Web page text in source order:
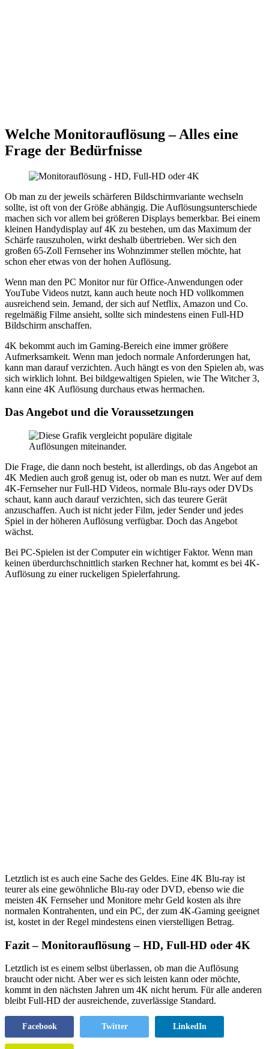
Welche Monitorauflösung – Alles eine
Frage der Bedürfnisse
Ob man zu der jeweils schärferen Bildschirmvariante wechseln
sollte, ist oft von der Größe abhängig. Die Auflösungsunterschiede
machen sich vor allem bei größeren Displays bemerkbar. Bei einem
kleinen Handydisplay auf 4K zu bestehen, um das Maximum der
Schärfe rauszuholen, wirkt deshalb übertrieben. Wer sich den
großen 65-Zoll Fernseher ins Wohnzimmer stellen möchte, hat
schon eher etwas von der hohen Auflösung.
Wenn man den PC Monitor nur für Office-Anwendungen oder
YouTube Videos nutzt, kann auch heute noch HD vollkommen
ausreichend sein. Jemand, der sich auf Netflix, Amazon und Co.
regelmäßig Filme ansieht, sollte sich mindestens einen Full-HD
Bildschirm anschaffen.
4K bekommt auch im Gaming-Bereich eine immer größere
Aufmerksamkeit. Wenn man jedoch normale Anforderungen hat,
kann man darauf verzichten. Auch hängt es von den Spielen ab, was
sich wirklich lohnt. Bei bildgewaltigen Spielen, wie The Witcher 3,
kann eine 4K Auflösung durchaus etwas hermachen.
Das Angebot und die Voraussetzungen
Die Frage, die dann noch besteht, ist allerdings, ob das Angebot an
4K Medien auch groß genug ist, oder ob man es nutzt. Wer auf dem
4K-Fernseher nur Full-HD Videos, normale Blu-rays oder DVDs
schaut, kann auch darauf verzichten, sich das teurere Gerät
anzuschaffen. Auch ist nicht jeder Film, jeder Sender und jedes
Spiel in der höheren Auflösung verfügbar. Doch das Angebot
wächst.
Bei PC-Spielen ist der Computer ein wichtiger Faktor. Wenn man
keinen überdurchschnittlich starken Rechner hat, kommt es bei 4K-
Auflösung zu einer ruckeligen Spielerfahrung.
Letztlich ist es auch eine Sache des Geldes. Eine 4K Blu-ray ist
teurer als eine gewöhnliche Blu-ray oder DVD, ebenso wie die
meisten 4K Fernseher und Monitore mehr Geld kosten als ihre
normalen Kontrahenten, und ein PC, der zum 4K-Gaming geeignet
ist, kostet in der Regel mindestens einen vierstelligen Betrag.
Fazit – Monitorauflösung – HD, Full-HD oder 4K
Letztlich ist es einem selbst überlassen, ob man die Auflösung
braucht oder nicht. Aber wer es sich leisten kann oder möchte,
kommt in den nächsten Jahren um 4K nicht herum. Für alle anderen
bleibt Full-HD der ausreichende, zuverlässige Standard.
Facebook Twitter LinkedIn